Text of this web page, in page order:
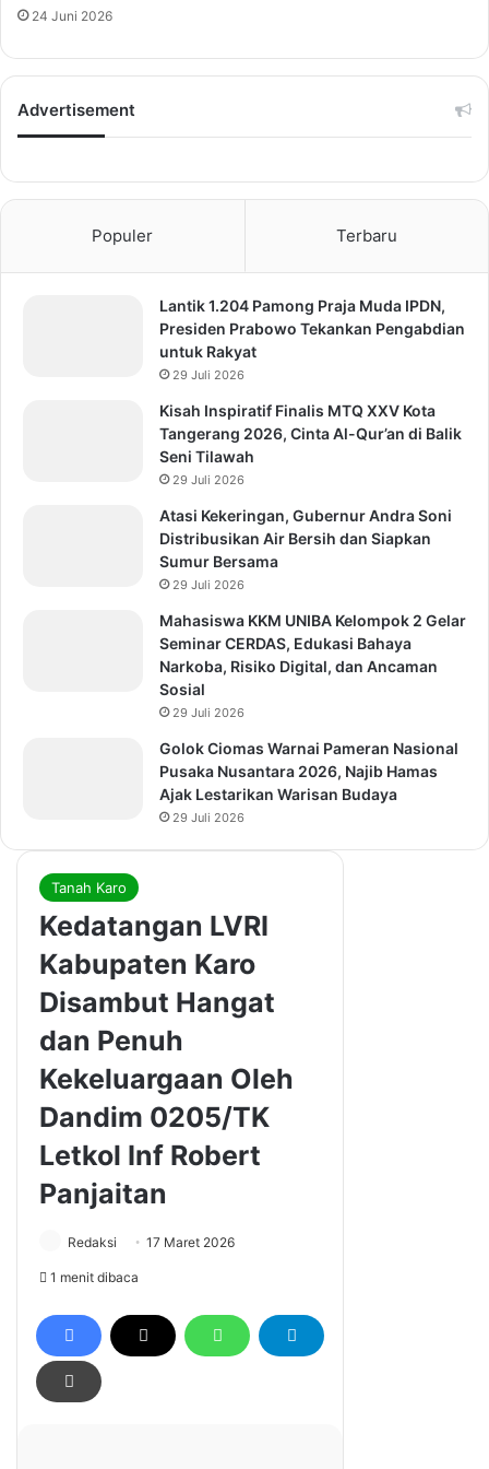
24 Juni 2026
Advertisement
Populer Terbaru
Lantik 1.204 Pamong Praja Muda IPDN,
Presiden Prabowo Tekankan Pengabdian
untuk Rakyat
29 Juli 2026
Kisah Inspiratif Finalis MTQ XXV Kota
Tangerang 2026, Cinta Al-Qur’an di Balik
Seni Tilawah
29 Juli 2026
Atasi Kekeringan, Gubernur Andra Soni
Distribusikan Air Bersih dan Siapkan
Sumur Bersama
29 Juli 2026
Mahasiswa KKM UNIBA Kelompok 2 Gelar
Seminar CERDAS, Edukasi Bahaya
Narkoba, Risiko Digital, dan Ancaman
Sosial
29 Juli 2026
Golok Ciomas Warnai Pameran Nasional
Pusaka Nusantara 2026, Najib Hamas
Ajak Lestarikan Warisan Budaya
29 Juli 2026